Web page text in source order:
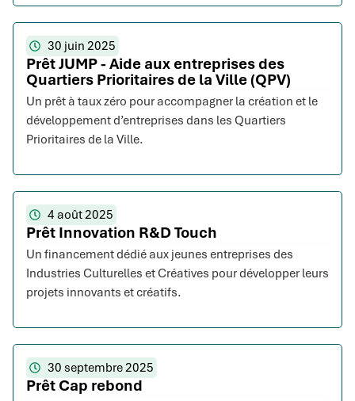
30 juin 2025
Prêt JUMP - Aide aux entreprises des
Quartiers Prioritaires de la Ville (QPV)
Un prêt à taux zéro pour accompagner la création et le
développement d’entreprises dans les Quartiers
Prioritaires de la Ville.
4 août 2025
Prêt Innovation R&D Touch
Un financement dédié aux jeunes entreprises des
Industries Culturelles et Créatives pour développer leurs
projets innovants et créatifs.
30 septembre 2025
Prêt Cap rebond